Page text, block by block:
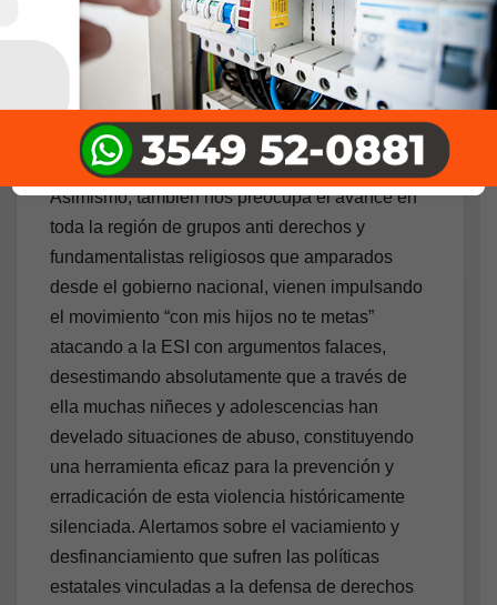
silencio que encubre las violencias sexuales y
visibilizar los mecanismos que hacen posible el
Herramientas para niñeces y adolescencias
libres de violencia sexual
Asimismo, también nos preocupa el avance en
toda la región de grupos anti derechos y
fundamentalistas religiosos que amparados
desde el gobierno nacional, vienen impulsando
el movimiento “con mis hijos no te metas”
atacando a la ESI con argumentos falaces,
desestimando absolutamente que a través de
ella muchas niñeces y adolescencias han
develado situaciones de abuso, constituyendo
una herramienta eficaz para la prevención y
erradicación de esta violencia históricamente
silenciada. Alertamos sobre el vaciamiento y
desfinanciamiento que sufren las políticas
estatales vinculadas a la defensa de derechos